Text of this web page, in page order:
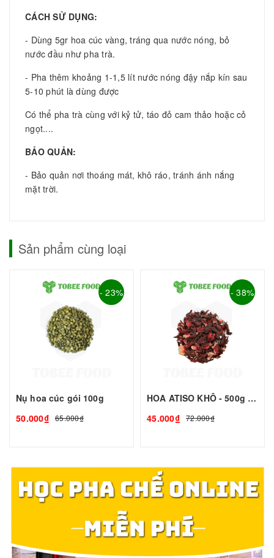
CÁCH SỬ DỤNG:
- Dùng 5gr hoa cúc vàng, tráng qua nước nóng, bỏ
nước đầu như pha trà.
- Pha thêm khoảng 1-1,5 lít nước nóng đậy nắp kín sau
5-10 phút là dùng được
Có thể pha trà cùng với kỷ tử, táo đỏ cam thảo hoặc cỏ
ngọt....
BẢO QUẢN:
- Bảo quản nơi thoáng mát, khô ráo, tránh ánh nắng
mặt trời.
Sản phẩm cùng loại
- 23%
Nụ hoa cúc gói 100g
50.000₫ 65.000₫
- 38%
HOA ATISO KHÔ - 500g - TOBEE FOOD | Nguyên liệu pha chế - TOBEE FOOD
45.000₫ 72.000₫